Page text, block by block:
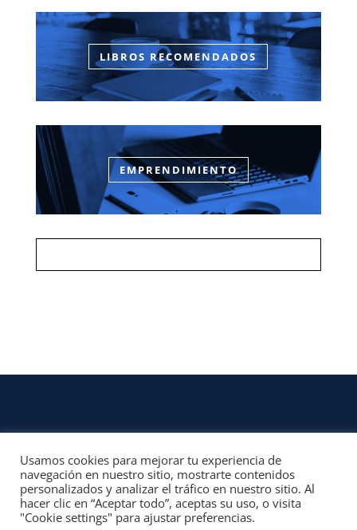
LIBROS RECOMENDADOS
EMPRENDIMIENTO
CONTACTO
© 2022, Unofficial Media, LLC – Reservados todos los derechos | All rights
reserved
Aviso Legal y Términos de Uso del Sitio|Aviso Programas Afiliados,
Usamos cookies para mejorar tu experiencia de
navegación en nuestro sitio, mostrarte contenidos
personalizados y analizar el tráfico en nuestro sitio. Al
hacer clic en “Aceptar todo”, aceptas su uso, o visita
"Cookie settings" para ajustar preferencias.